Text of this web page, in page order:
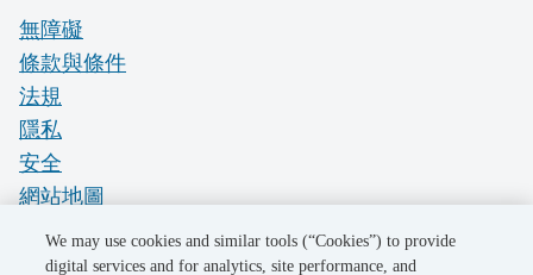
無障礙
條款與條件
法規
隱私
安全
網站地圖
Do Not Sell My Personal Information
We may use cookies and similar tools (“Cookies”) to provide
digital services and for analytics, site performance, and